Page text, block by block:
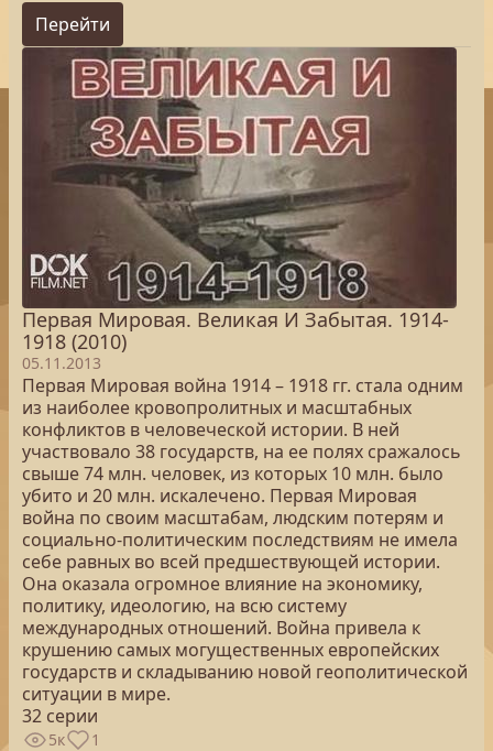
Перейти
Первая Мировая. Великая И Забытая. 1914-
1918 (2010)
05.11.2013
Первая Мировая война 1914 – 1918 гг. стала одним
из наиболее кровопролитных и масштабных
конфликтов в человеческой истории. В ней
участвовало 38 государств, на ее полях сражалось
свыше 74 млн. человек, из которых 10 млн. было
убито и 20 млн. искалечено. Первая Мировая
война по своим масштабам, людским потерям и
социально-политическим последствиям не имела
себе равных во всей предшествующей истории.
Она оказала огромное влияние на экономику,
политику, идеологию, на всю систему
международных отношений. Война привела к
крушению самых могущественных европейских
государств и складыванию новой геополитической
ситуации в мире.
32 серии
5к 1